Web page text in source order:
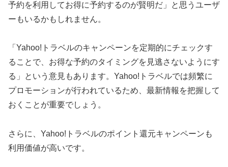
予約を利用してお得に予約するのが賢明だ」と思うユーザ
ーもいるかもしれません。
「Yahoo!トラベルのキャンペーンを定期的にチェックす
ることで、お得な予約のタイミングを見逃さないようにす
る」という意見もあります。Yahoo!トラベルでは頻繁に
プロモーションが行われているため、最新情報を把握して
おくことが重要でしょう。
さらに、Yahoo!トラベルのポイント還元キャンペーンも
利用価値が高いです。